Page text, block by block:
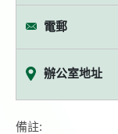
電郵
辦公室地址
備註: